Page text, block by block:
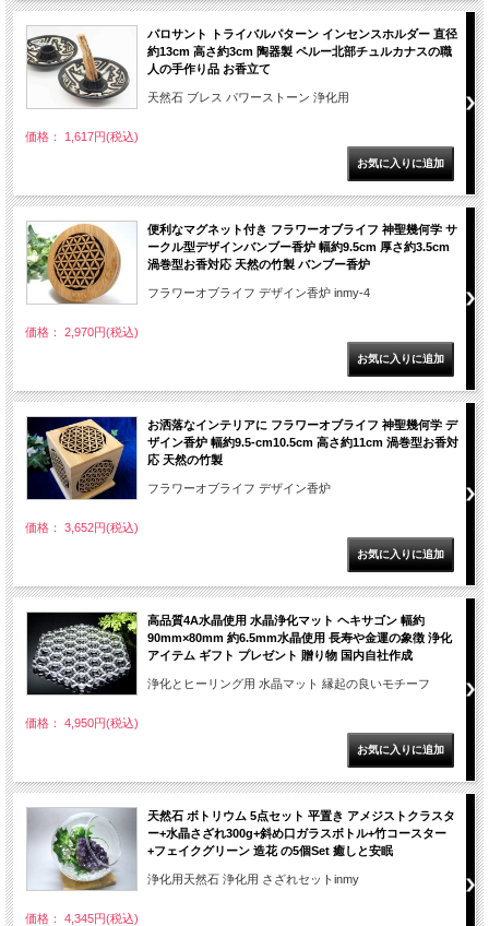
パロサント トライバルパターン インセンスホルダー 直径
約13cm 高さ約3cm 陶器製 ペルー北部チュルカナスの職
人の手作り品 お香立て
天然石 ブレス パワーストーン 浄化用
価格： 1,617円(税込)
便利なマグネット付き フラワーオブライフ 神聖幾何学 サ
ークル型デザインバンブー香炉 幅約9.5cm 厚さ約3.5cm
渦巻型お香対応 天然の竹製 バンブー香炉
フラワーオブライフ デザイン香炉 inmy-4
価格： 2,970円(税込)
お洒落なインテリアに フラワーオブライフ 神聖幾何学 デ
ザイン香炉 幅約9.5-cm10.5cm 高さ約11cm 渦巻型お香対
応 天然の竹製
フラワーオブライフ デザイン香炉
価格： 3,652円(税込)
高品質4A水晶使用 水晶浄化マット ヘキサゴン 幅約
90mm×80mm 約6.5mm水晶使用 長寿や金運の象徴 浄化
アイテム ギフト プレゼント 贈り物 国内自社作成
浄化とヒーリング用 水晶マット 縁起の良いモチーフ
価格： 4,950円(税込)
天然石 ボトリウム 5点セット 平置き アメジストクラスタ
ー+水晶さざれ300g+斜め口ガラスボトル+竹コースター
+フェイクグリーン 造花 の5個Set 癒しと安眠
浄化用天然石 浄化用 さざれセットinmy
価格： 4,345円(税込)